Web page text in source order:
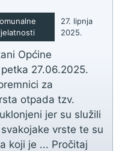
27. lipnja
2025.
Općine
27.06.2025.
za
otpada tzv.
jer su služili
vrste te su
koji je ... Pročitaj